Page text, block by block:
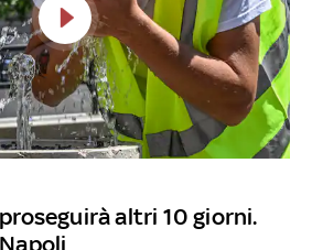
altri 10 giorni.